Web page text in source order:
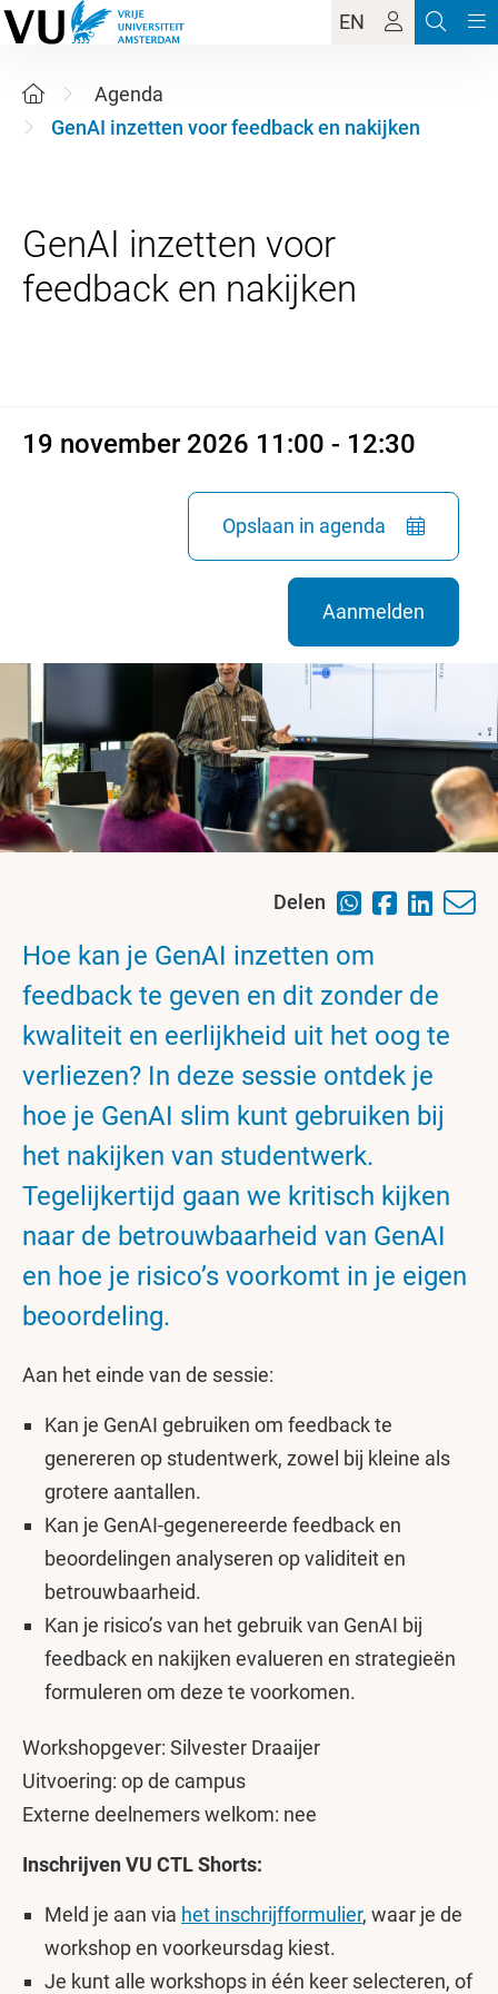
EN
Agenda
GenAI inzetten voor feedback en nakijken
GenAI inzetten voor
19 november 2026 11:00 - 12:30
Opslaan in agenda
Aanmelden
Delen
Hoe kan je GenAI inzetten om
feedback te geven en dit zonder de
kwaliteit en eerlijkheid uit het oog te
verliezen? In deze sessie ontdek je
hoe je GenAI slim kunt gebruiken bij
het nakijken van studentwerk.
Tegelijkertijd gaan we kritisch kijken
naar de betrouwbaarheid van GenAI
en hoe je risico’s voorkomt in je eigen
beoordeling.
Aan het einde van de sessie:
Kan je GenAI gebruiken om feedback te
genereren op studentwerk, zowel bij kleine als
grotere aantallen.
Kan je GenAI-gegenereerde feedback en
beoordelingen analyseren op validiteit en
betrouwbaarheid.
Kan je risico’s van het gebruik van GenAI bij
feedback en nakijken evalueren en strategieën
formuleren om deze te voorkomen.
Workshopgever: Silvester Draaijer
Uitvoering: op de campus
Externe deelnemers welkom: nee
Inschrijven VU CTL Shorts:
Meld je aan via het inschrijfformulier, waar je de
workshop en voorkeursdag kiest.
Je kunt alle workshops in één keer selecteren, of